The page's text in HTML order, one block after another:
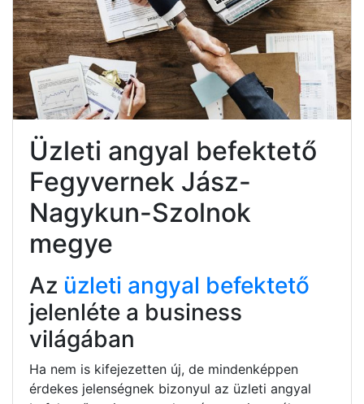
Üzleti angyal befektető
Fegyvernek Jász-
Nagykun-Szolnok
megye
Az üzleti angyal befektető
jelenléte a business
világában
Ha nem is kifejezetten új, de mindenképpen
érdekes jelenségnek bizonyul az üzleti angyal